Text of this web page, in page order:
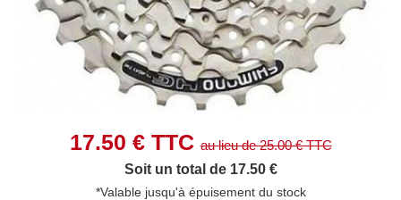
17.50 € TTCau lieu de25.00€ TTC
Soit un total de 17.50 €
*Valable jusqu'à épuisement du stock